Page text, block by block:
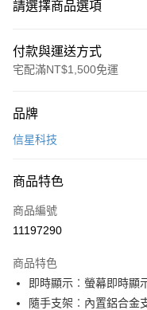
請選擇商品選項
付款與運送方式
宅配滿NT$1,500免運
信用卡一次付款
Apple Pay
街口支付
Google Pay
全盈+PAY
品牌
信星科技
商品特色
商品編號
11197290
商品特色
即時顯示︰螢幕即時顯
隨手支架︰內置鋁合金